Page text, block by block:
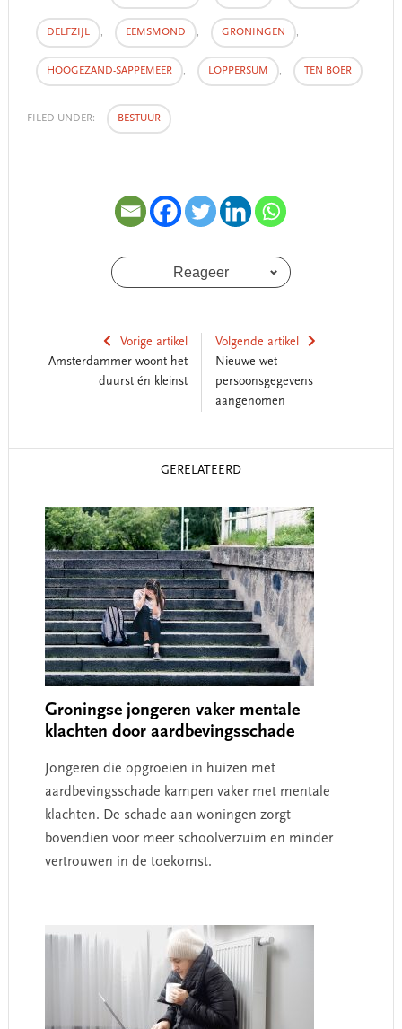
DELFZIJL , EEMSMOND , GRONINGEN ,
HOOGEZAND-SAPPEMEER , LOPPERSUM , TEN BOER
FILED UNDER: BESTUUR
Reageer
Vorige artikel
Amsterdammer woont het
duurst én kleinst
Volgende artikel
Nieuwe wet
persoonsgegevens
aangenomen
GERELATEERD
Groningse jongeren vaker mentale
klachten door aardbevingsschade
Jongeren die opgroeien in huizen met
aardbevingsschade kampen vaker met mentale
klachten. De schade aan woningen zorgt
bovendien voor meer schoolverzuim en minder
vertrouwen in de toekomst.